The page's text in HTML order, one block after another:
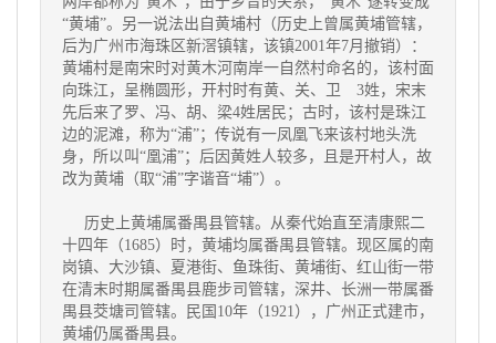
“黄埔”。另一说法出自黄埔村（历史上曾属黄埔管辖，
后为广州市海珠区新滘镇辖，该镇2001年7月撤销）：
黄埔村是南宋时对黄木河南岸一自然村命名的，该村面
向珠江，呈椭圆形，开村时有黄、关、卫 3姓，宋末
先后来了罗、冯、胡、梁4姓居民；古时，该村是珠江
边的泥滩，称为“浦”；传说有一凤凰飞来该村地头洗
身，所以叫“凰浦”；后因黄姓人较多，且是开村人，故
改为黄埔（取“浦”字谐音“埔”）。
历史上黄埔属番禺县管辖。从秦代始直至清康熙二
十四年（1685）时，黄埔均属番禺县管辖。现区属的南
岗镇、大沙镇、夏港街、鱼珠街、黄埔街、红山街一带
在清末时期属番禺县鹿步司管辖，深井、长洲一带属番
禺县茭塘司管辖。民国10年（1921），广州正式建市，
黄埔仍属番禺县。